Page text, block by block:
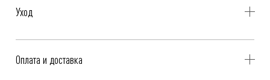
Уход
- Не стирать, не отбеливать, не отжимать
Оплата и доставка